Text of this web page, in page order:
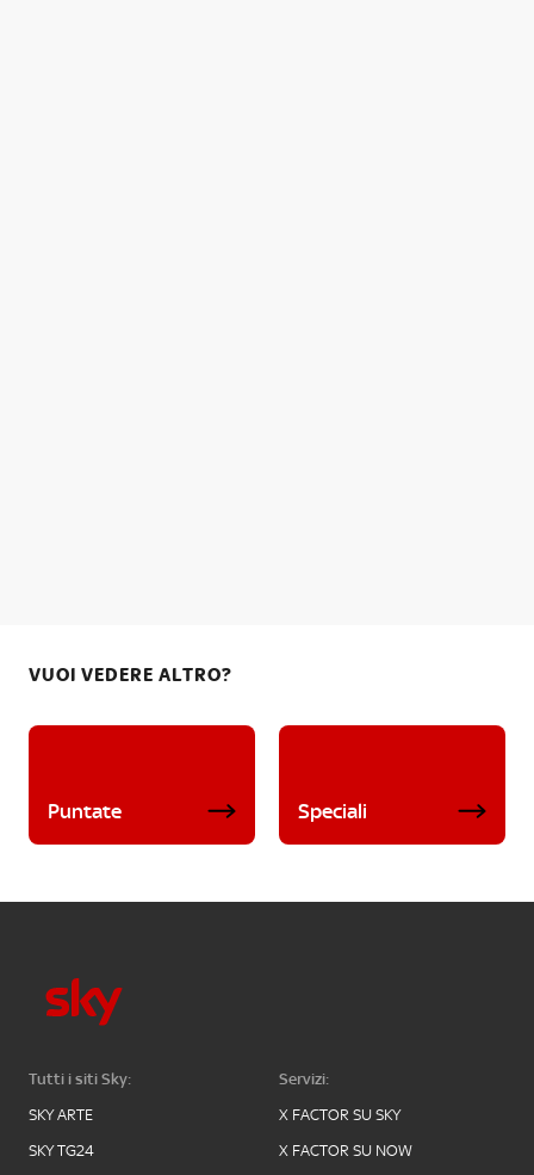
VUOI VEDERE ALTRO?
Puntate Speciali
Tutti i siti Sky:
SKY ARTE
SKY TG24
Servizi:
X FACTOR SU SKY
X FACTOR SU NOW